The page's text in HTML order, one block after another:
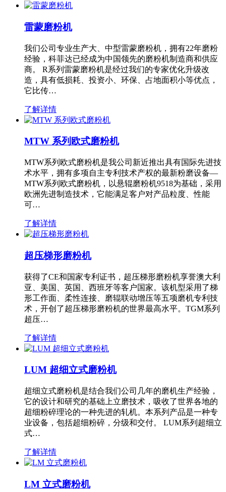
雷蒙磨粉机
我们公司专业生产大、中型雷蒙磨粉机，拥有22年磨粉
经验，科菲达已经成为中国领先的磨粉机制造商和供应
商。 R系列雷蒙磨粉机是经过我们的专家优化升级改
造，具有低损耗、投资小、环保、占地面积小等优点，
它比传…
了解详情
MTW 系列欧式磨粉机
MTW系列欧式磨粉机是我公司新近推出具有国际先进技
术水平，拥有多项自主专利技术产权的最新粉磨设备—
MTW系列欧式磨粉机，以悬辊磨粉机9518为基础，采用
欧洲先进制造技术，它能满足客户对产品粒度、性能
可…
了解详情
超压梯形磨粉机
获得了CE和国家专利证书，超压梯形磨粉机享誉澳大利
亚、美国、英国、西班牙等客户国家。该机型采用了梯
形工作面、柔性连接、磨辊联动增压等五项磨机专利技
术，开创了超压梯形磨粉机的世界最高水平。TGM系列
超压…
了解详情
LUM 超细立式磨粉机
超细立式磨粉机是结合我们公司几年的磨机生产经验，
它的设计和研究的基础上立磨技术，吸收了世界各地的
超细粉碎理论的一种先进的轧机。本系列产品是一种专
业设备，包括超细粉碎，分级和交付。 LUM系列超细立
式…
了解详情
LM 立式磨粉机